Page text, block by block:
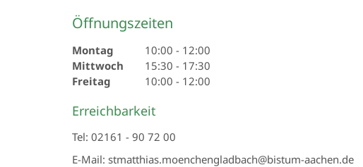
Öffnungszeiten
Montag 10:00 - 12:00
Mittwoch
15:30 - 17:30
Freitag
10:00 - 12:00
Erreichbarkeit
Tel: 02161 - 90 72 00
E-Mail: stmatthias.moenchengladbach@bistum-aachen.de